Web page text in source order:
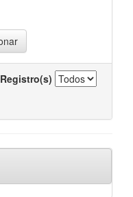
Registro(s)